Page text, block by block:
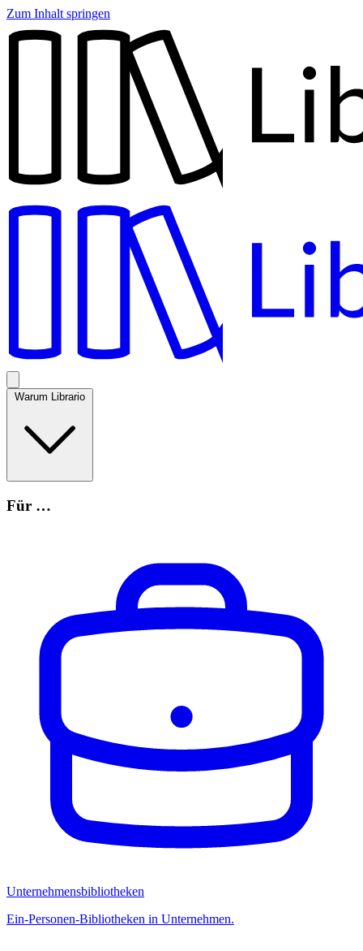
Zum Inhalt springen
Warum Librario
Für …
Unternehmensbibliotheken
Ein-Personen-Bibliotheken in Unternehmen.